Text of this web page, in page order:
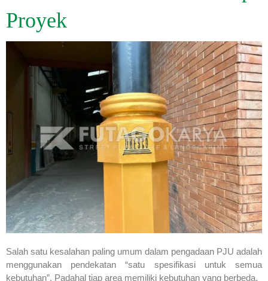
Proyek
Salah satu kesalahan paling umum dalam pengadaan PJU adalah
menggunakan pendekatan “satu spesifikasi untuk semua
kebutuhan”. Padahal tiap area memiliki kebutuhan yang berbeda.